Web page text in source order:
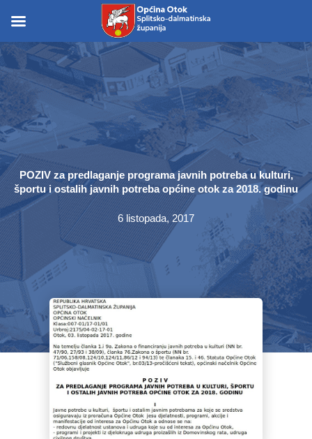
content
content
POZIV za predlaganje programa javnih potreba u kulturi,
športu i ostalih javnih potreba općine otok za 2018. godinu
6 listopada, 2017